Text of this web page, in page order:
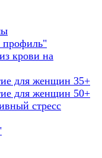
крови на
для женщин 35+
для женщин 50+
стресс